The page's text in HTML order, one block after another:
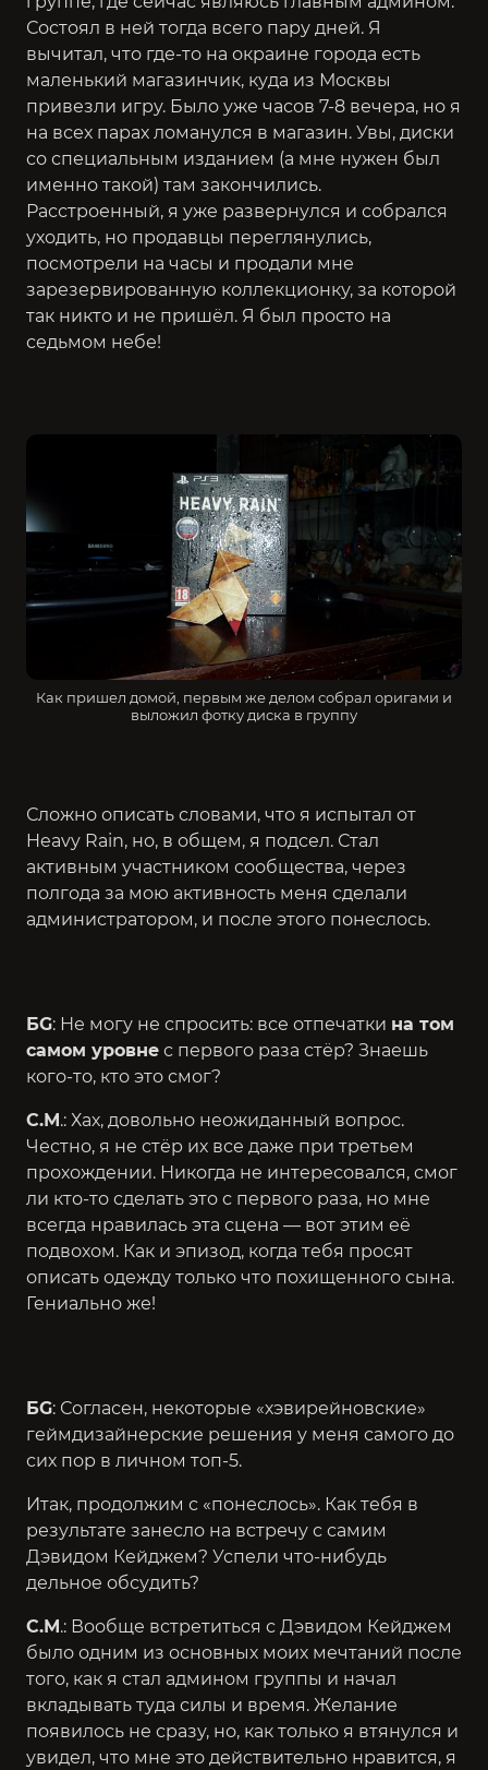
Состоял в ней тогда всего пару дней. Я
вычитал, что где-то на окраине города есть
маленький магазинчик, куда из Москвы
привезли игру. Было уже часов 7-8 вечера, но я
на всех парах ломанулся в магазин. Увы, диски
со специальным изданием (а мне нужен был
именно такой) там закончились.
Расстроенный, я уже развернулся и собрался
уходить, но продавцы переглянулись,
посмотрели на часы и продали мне
зарезервированную коллекционку, за которой
так никто и не пришёл. Я был просто на
седьмом небе!
Как пришел домой, первым же делом собрал оригами и
выложил фотку диска в группу
Сложно описать словами, что я испытал от
Heavy Rain, но, в общем, я подсел. Стал
активным участником сообщества, через
полгода за мою активность меня сделали
администратором, и после этого понеслось.
БG: Не могу не спросить: все отпечатки на том
самом уровне с первого раза стёр? Знаешь
кого-то, кто это смог?
С.М .: Хах, довольно неожиданный вопрос.
Честно, я не стёр их все даже при третьем
прохождении. Никогда не интересовался, смог
ли кто-то сделать это с первого раза, но мне
всегда нравилась эта сцена — вот этим её
подвохом. Как и эпизод, когда тебя просят
описать одежду только что похищенного сына.
Гениально же!
БG: Согласен, некоторые «хэвирейновские»
геймдизайнерские решения у меня самого до
сих пор в личном топ-5.
Итак, продолжим с «понеслось». Как тебя в
результате занесло на встречу с самим
Дэвидом Кейджем? Успели что-нибудь
дельное обсудить?
С.М .: Вообще встретиться с Дэвидом Кейджем
было одним из основных моих мечтаний после
того, как я стал админом группы и начал
вкладывать туда силы и время. Желание
появилось не сразу, но, как только я втянулся и
увидел, что мне это действительно нравится, я